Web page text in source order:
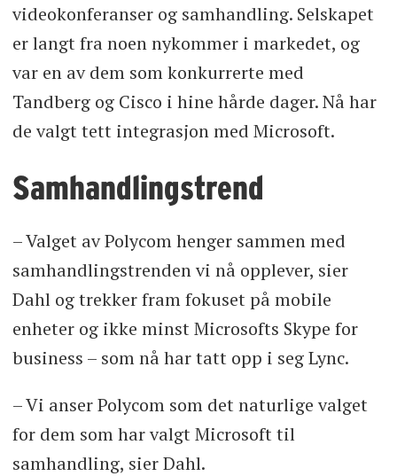
videokonferanser og samhandling. Selskapet
er langt fra noen nykommer i markedet, og
var en av dem som konkurrerte med
Tandberg og Cisco i hine hårde dager. Nå har
de valgt tett integrasjon med Microsoft.
Samhandlingstrend
– Valget av Polycom henger sammen med
samhandlingstrenden vi nå opplever, sier
Dahl og trekker fram fokuset på mobile
enheter og ikke minst Microsofts Skype for
business – som nå har tatt opp i seg Lync.
– Vi anser Polycom som det naturlige valget
for dem som har valgt Microsoft til
samhandling, sier Dahl.